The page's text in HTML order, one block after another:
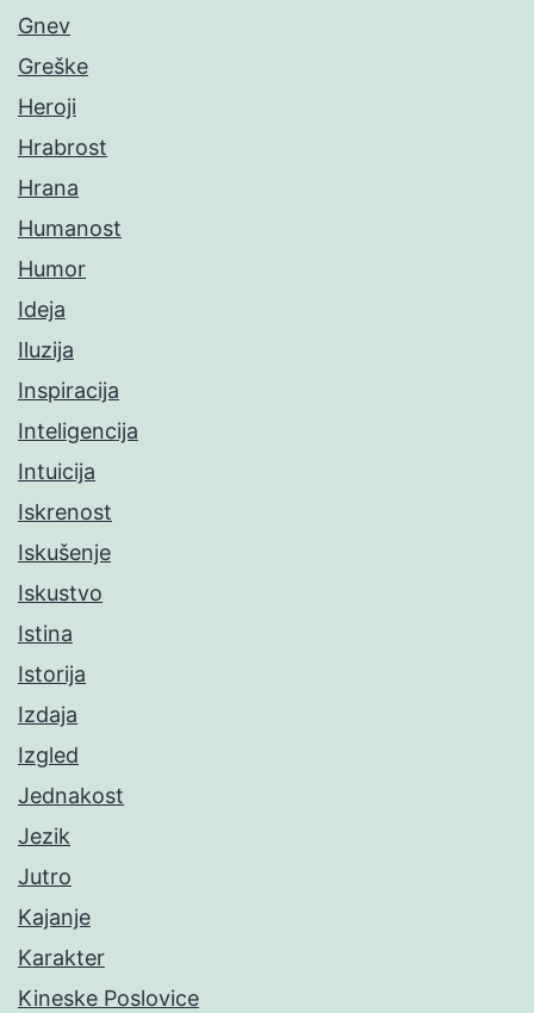
Gnev
Greške
Heroji
Hrabrost
Hrana
Humanost
Humor
Ideja
Iluzija
Inspiracija
Inteligencija
Intuicija
Iskrenost
Iskušenje
Iskustvo
Istina
Istorija
Izdaja
Izgled
Jednakost
Jezik
Jutro
Kajanje
Karakter
Kineske Poslovice